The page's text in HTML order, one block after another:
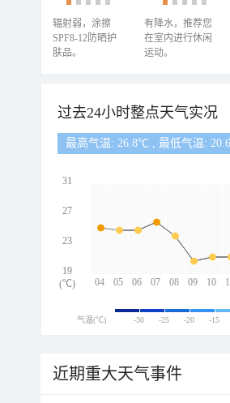
辐射弱，涂擦
SPF8-12防晒护
肤品。
有降水，推荐您
在室内进行休闲
运动。
过去24小时整点天气实况
最高气温: 26.8℃ , 最低气温:
04 05 06 07 08 09 10
31
27
23
19
(℃)
气温(℃) -30 -25 -20 -15
近期重大天气事件